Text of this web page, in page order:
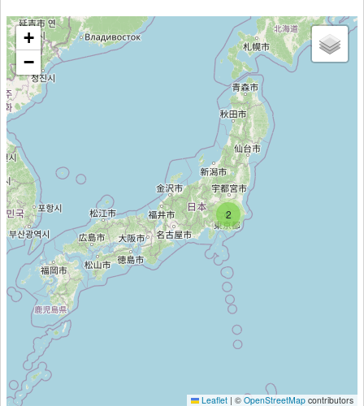
2
+
−
Leaflet | © OpenStreetMap contributors